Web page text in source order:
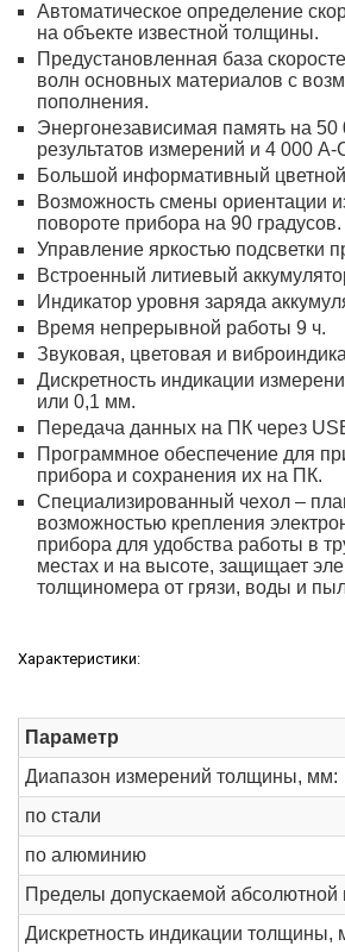
Автоматическое определение
на объекте известной толщины.
Предустановленная база
волн основных материалов с
пополнения.
Энергонезависимая память на
результатов измерений и 4 000 А-
Большой информативный
Возможность смены ориентации
повороте прибора на 90 градусов.
Управление яркостью подсветки
Встроенный литиевый
Индикатор уровня заряда
Время непрерывной работы 9 ч.
Звуковая, цветовая и
Дискретность индикации
или 0,1 мм.
Передача данных на ПК через
Программное обеспечение для
прибора и сохранения их на ПК.
Специализированный чехол –
возможностью крепления
прибора для удобства работы в
местах и на высоте, защищает
толщиномера от грязи, воды и
Характеристики:
Параметр
Диапазон измерений толщины, мм:
по стали
по алюминию
Пределы допускаемой
Дискретность индикации толщины,